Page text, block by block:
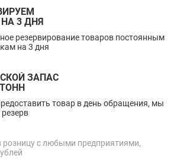
3 ДНЯ
резервирование товаров постоянным
на 3 дня
ЗАПАС
товар в день обращения, мы
розницу с любыми предприятиями,